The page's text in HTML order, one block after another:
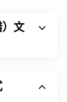
文
、副标题、